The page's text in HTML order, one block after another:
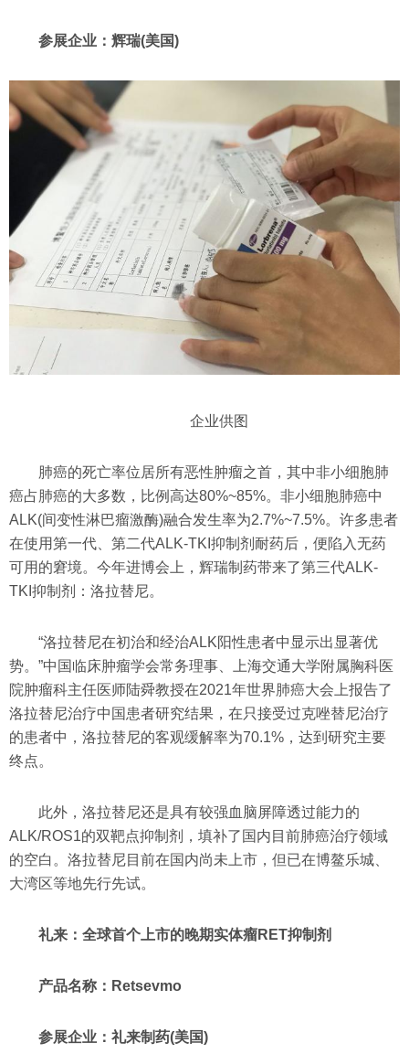
参展企业：辉瑞(美国)
企业供图
肺癌的死亡率位居所有恶性肿瘤之首，其中非小细胞肺
癌占肺癌的大多数，比例高达80%~85%。非小细胞肺癌中
ALK(间变性淋巴瘤激酶)融合发生率为2.7%~7.5%。许多患者
在使用第一代、第二代ALK-TKI抑制剂耐药后，便陷入无药
可用的窘境。今年进博会上，辉瑞制药带来了第三代ALK-
TKI抑制剂：洛拉替尼。
“洛拉替尼在初治和经治ALK阳性患者中显示出显著优
势。”中国临床肿瘤学会常务理事、上海交通大学附属胸科医
院肿瘤科主任医师陆舜教授在2021年世界肺癌大会上报告了
洛拉替尼治疗中国患者研究结果，在只接受过克唑替尼治疗
的患者中，洛拉替尼的客观缓解率为70.1%，达到研究主要
终点。
此外，洛拉替尼还是具有较强血脑屏障透过能力的
ALK/ROS1的双靶点抑制剂，填补了国内目前肺癌治疗领域
的空白。洛拉替尼目前在国内尚未上市，但已在博鳌乐城、
大湾区等地先行先试。
礼来：全球首个上市的晚期实体瘤RET抑制剂
产品名称：Retsevmo
参展企业：礼来制药(美国)